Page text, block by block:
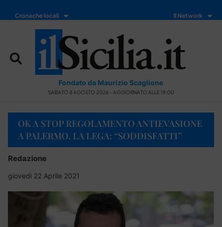
Cronache locali Il Network
Fondato da Maurizio Scaglione
SABATO 8 AGOSTO 2026 - AGGIORNATO ALLE 19:00
OK A STOP REGOLAMENTO ANTIEVASIONE
A PALERMO. LA LEGA: “SODDISFATTI”
Redazione
giovedì 22 Aprile 2021